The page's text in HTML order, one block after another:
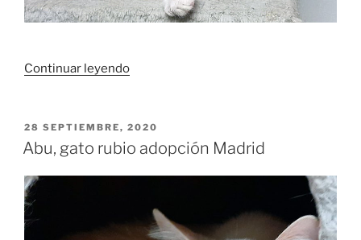
Continuar leyendo«Bambi
cachorros
adoptados
PUBLICADO
EL
28 SEPTIEMBRE, 2020
Abu, gato rubio adopción Madrid